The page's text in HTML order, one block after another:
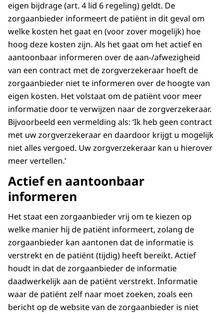
eigen bijdrage (art. 4 lid 6 regeling) geldt. De
zorgaanbieder informeert de patiënt in dit geval om
welke kosten het gaat en (voor zover mogelijk) hoe
hoog deze kosten zijn. Als het gaat om het actief en
aantoonbaar informeren over de aan-/afwezigheid
van een contract met de zorgverzekeraar hoeft de
zorgaanbieder niet te informeren over de hoogte van
eigen kosten. Het volstaat om de patiënt voor meer
informatie door te verwijzen naar de zorgverzekeraar.
Bijvoorbeeld een vermelding als: ‘Ik heb geen contract
met uw zorgverzekeraar en daardoor krijgt u mogelijk
niet alles vergoed. Uw zorgverzekeraar kan u hierover
meer vertellen.’
Actief en aantoonbaar
informeren
Het staat een zorgaanbieder vrij om te kiezen op
welke manier hij de patiënt informeert, zolang de
zorgaanbieder kan aantonen dat de informatie is
verstrekt en de patiënt (tijdig) heeft bereikt. Actief
houdt in dat de zorgaanbieder de informatie
daadwerkelijk aan de patiënt verstrekt. Informatie
waar de patiënt zelf naar moet zoeken, zoals een
bericht op de website van de zorgaanbieder is niet